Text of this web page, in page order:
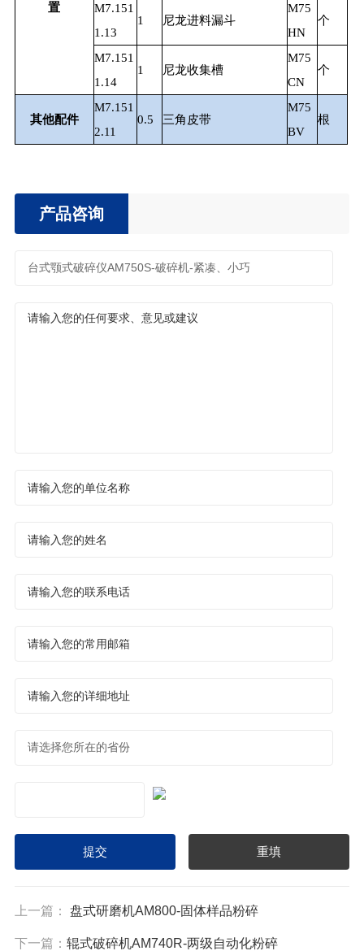
置
M7.151
1.13
1 尼龙进料漏斗
M75
HN
个
M7.151
1.14
1 尼龙收集槽
M75
CN
个
其他配件
M7.151
2.11
0.5 三角皮带
M75
BV
根
产品咨询
上一篇： 盘式研磨机AM800-固体样品粉碎
下一篇： 辊式破碎机AM740R-两级自动化粉碎